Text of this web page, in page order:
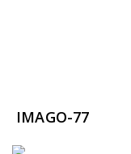
IMAGO-77